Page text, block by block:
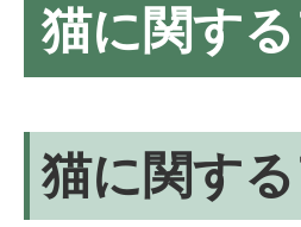
猫に関す
猫に関す